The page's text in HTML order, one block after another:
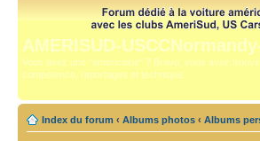
AMERISUD-
Vous avez une "américaine" ? Bravo, vous avez
compétence, reportages et technique.
Index du forum ‹ Albums photos ‹ Albums